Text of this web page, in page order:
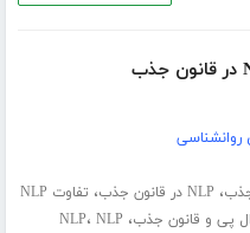
، NLP در قانون جذب ،
تفاوت NLP
پی و قانون جذب، NLP، NLP